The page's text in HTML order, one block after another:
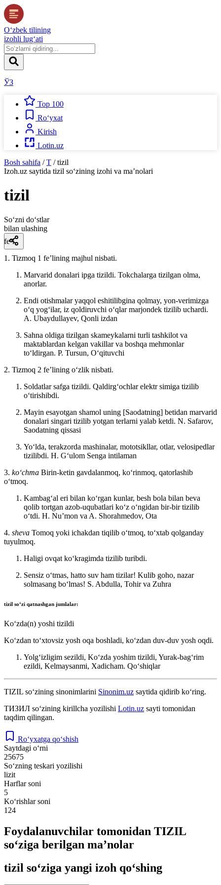
O‘zbek tilining
izohli lug‘ati
ЎЗ
Top 100
Ro‘yxat
Kirish
Lotin.uz
Bosh sahifa / T / tizil
Izoh.uz saytida tizil so‘zining izohi va ma’nolari
tizil
So‘zni do‘stlar
bilan ulashing
fe’l
1. Tizmoq 1 feʼlining majhul nisbati.
Marvarid donalari ipga tizildi. Tokchalarga tizilgan olma,
anorlar.
Endi otishmalar yaqqol eshitilibgina qolmay, yon-verimizga
oʻq yogʻilar, iz qoldiruvchi oʻqlar marjondek tizilib uchardi.
A. Ubaydullayev, Qonli izdan
Sahna oldiga tizilgan skameykalarni turli tashkilot va
maktablardan kelgan vakillar va boshqa mehmonlar
toʻldirgan. P. Tursun, Oʻqituvchi
2. Tizmoq 2 feʼlining oʻzlik nisbati.
Soldatlar safga tizildi. Qaldirgʻochlar elektr simiga tizilib
oʻtirishibdi.
Mayin esayotgan shamol uning [Saodatning] betidan marvarid
donalari singari tizilib yotgan terlarni yalab ketdi. N. Safarov,
Saodatning qissasi
Yoʻlda, terakzorda mashinalar, mototsikllar, otlar, velosipedlar
tizilibdi. H. Gʻulom Senga intilaman
3. koʻchma Birin-ketin gavdalanmoq, koʻrinmoq, qatorlashib
oʻtmoq.
Kambagʻal eri bilan koʻrgan kunlar, besh bola bilan beva
qolib tortgan azob-uqubatlari koʻz oʻngidan bir-bir tizilib
oʻtdi. H. Nuʼmon va A. Shorahmedov, Ota
4. sheva Tomoq yoki ichakdan tiqilib oʻtmoq, toʻxtab qolganday
tuyulmoq.
Haligi ovqat koʻkragimda tizilib turibdi.
Sensiz oʻtmas, hatto suv ham tizilar! Kulib goho, nazar
solmasang boʻlmas! S. Abdulla, Tohir va Zuhra
tizil soʻzi qatnashgan jumlalar:
Koʻzda(n) yoshi tizildi
Koʻzdan toʻxtovsiz yosh oqa boshladi, koʻzdan duv-duv yosh oqdi.
Yolgʻizligim sezildi, Koʻzda yoshim tizildi, Yurak-bagʻrim
ezildi, Kelmaysanmi, Xadicham. Qoʻshiqlar
TIZIL so‘zining sinonimlarini Sinonim.uz saytida qidirib ko‘ring.
ТИЗИЛ so‘zining kirillcha yozilishi Lotin.uz sayti tomonidan
taqdim qilingan.
Ro‘yxatga qo‘shish
Saytdagi o‘rni
25675
So‘zning teskari yozilishi
lizit
Harflar soni
5
Ko‘rishlar soni
124
Foydalanuvchilar tomonidan TIZIL
so‘ziga berilgan ma’nolar
tizil so‘ziga yangi izoh qo‘shing